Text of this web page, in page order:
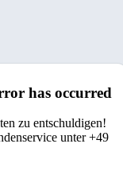
has occurred
zu entschuldigen!
unter +49